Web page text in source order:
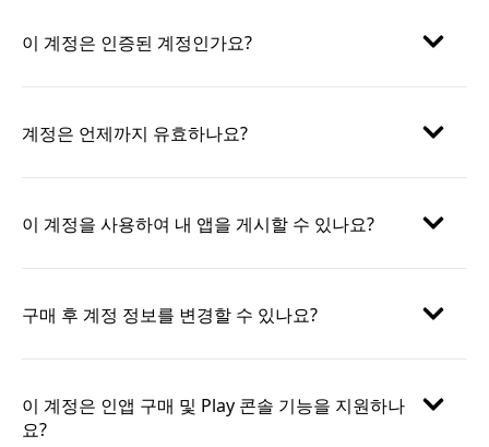
이 계정은 인증된 계정인가요?
계정은 언제까지 유효하나요?
이 계정을 사용하여 내 앱을 게시할 수 있나요?
구매 후 계정 정보를 변경할 수 있나요?
이 계정은 인앱 구매 및 Play 콘솔 기능을 지원하나
요?